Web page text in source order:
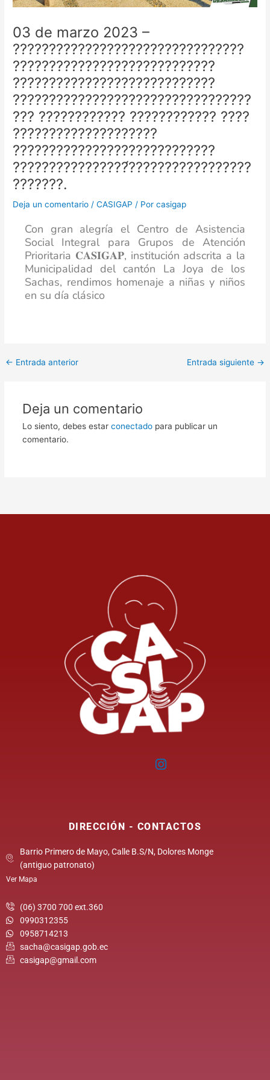
03 de marzo 2023 –
????????????????????????????????
????????????????????????????
????????????????????????????
?????????????????????????????????
??? ???????????? ???????????? ????
????????????????????
????????????????????????????
????????????????́?????????????????
???????.
Deja un comentario /CASIGAP / Porcasigap
Con gran alegría el Centro de Asistencia
Social Integral para Grupos de Atención
Prioritaria 𝐂𝐀𝐒𝐈𝐆𝐀𝐏, institución adscrita a la
Municipalidad del cantón La Joya de los
Sachas, rendimos homenaje a niñas y niños
en su día clásico
← Entrada anterior Entrada siguiente →
Deja un comentario
Lo siento, debes estar conectadopara publicar un
comentario.
DIRECCIÓN - CONTACTOS
Barrio Primero de Mayo, Calle B.S/N, Dolores Monge
(antiguo patronato)
Ver Mapa
(06) 3700 700 ext.360
0990312355
0958714213
sacha@casigap.gob.ec
casigap@gmail.com